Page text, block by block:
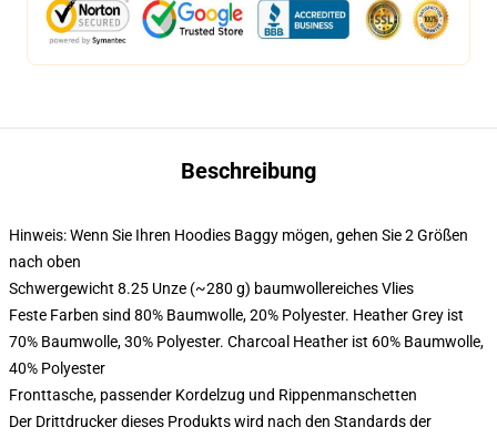
Beschreibung
Hinweis: Wenn Sie Ihren Hoodies Baggy mögen, gehen Sie 2 Größen
nach oben
Schwergewicht 8.25 Unze (~280 g) baumwollereiches Vlies
Feste Farben sind 80% Baumwolle, 20% Polyester. Heather Grey ist
70% Baumwolle, 30% Polyester. Charcoal Heather ist 60% Baumwolle,
40% Polyester
Fronttasche, passender Kordelzug und Rippenmanschetten
Der Drittdrucker dieses Produkts wird nach den Standards der